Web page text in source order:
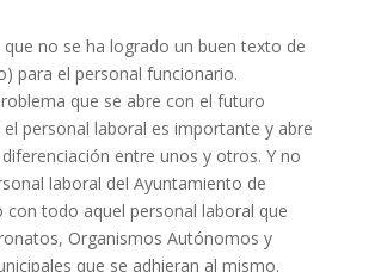
no se ha logrado un buen texto de
para el personal funcionario.
que se abre con el futuro
el personal laboral es importante y abre
entre unos y otros. Y no
laboral del Ayuntamiento de
con todo aquel personal laboral que
Organismos Autónomos y
que se adhieran al mismo.